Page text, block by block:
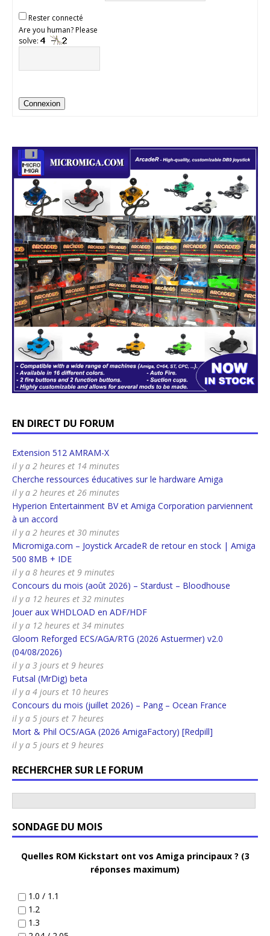
Rester connecté
Are you human? Please
solve:
Connexion
EN DIRECT DU FORUM
Extension 512 AMRAM-X
il y a 2 heures et 14 minutes
Cherche ressources éducatives sur le hardware Amiga
il y a 2 heures et 26 minutes
Hyperion Entertainment BV et Amiga Corporation parviennent
à un accord
il y a 2 heures et 30 minutes
Micromiga.com – Joystick ArcadeR de retour en stock | Amiga
500 8MB + IDE
il y a 8 heures et 9 minutes
Concours du mois (août 2026) – Stardust – Bloodhouse
il y a 12 heures et 32 minutes
Jouer aux WHDLOAD en ADF/HDF
il y a 12 heures et 34 minutes
Gloom Reforged ECS/AGA/RTG (2026 Astuermer) v2.0
(04/08/2026)
il y a 3 jours et 9 heures
Futsal (MrDig) beta
il y a 4 jours et 10 heures
Concours du mois (juillet 2026) – Pang – Ocean France
il y a 5 jours et 7 heures
Mort & Phil OCS/AGA (2026 AmigaFactory) [Redpill]
il y a 5 jours et 9 heures
RECHERCHER SUR LE FORUM
SONDAGE DU MOIS
Quelles ROM Kickstart ont vos Amiga principaux ? (3
réponses maximum)
1.0 / 1.1
1.2
1.3